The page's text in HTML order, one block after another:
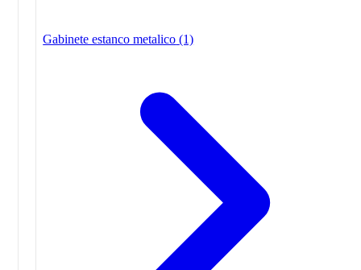
Gabinete estanco metalico (1)